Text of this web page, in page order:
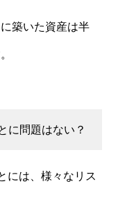
築いた資産は半
に問題はない？
には、様々なリス